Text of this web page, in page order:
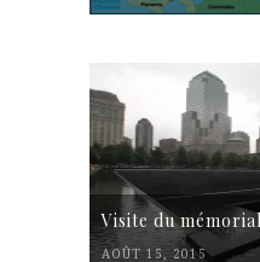
Visite du
AOÛT 15, 2015